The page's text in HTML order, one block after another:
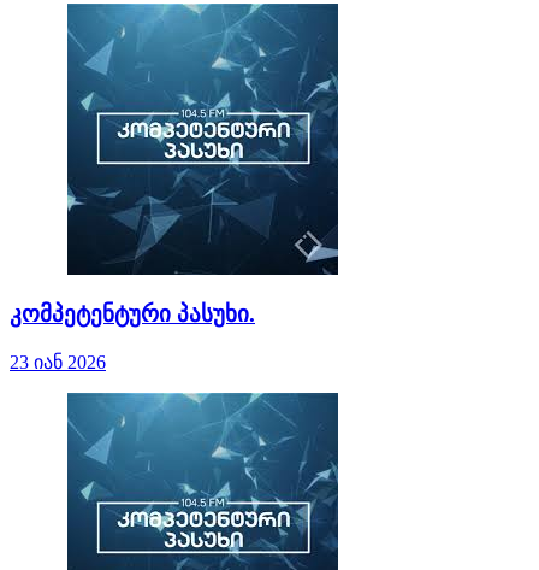
კომპეტენტური პასუხი.
23 იან 2026